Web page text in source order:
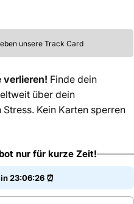
unsere Track Card
verlieren! Finde dein
über dein
Kein Karten sperren
nur für kurze Zeit!
23:06:24 ⏰